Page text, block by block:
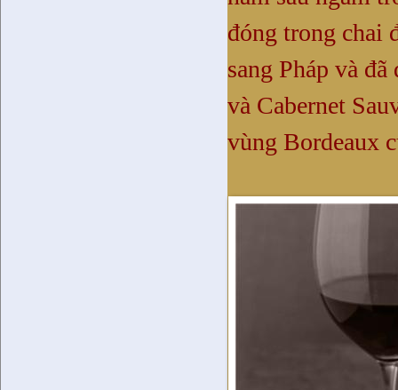
đóng trong chai
sang Pháp và
và Cabernet
vùng Bordeaux